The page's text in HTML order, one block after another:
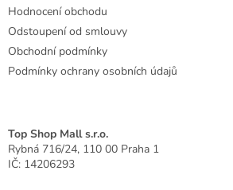
Hodnocení obchodu
Odstoupení od smlouvy
Obchodní podmínky
Podmínky ochrany osobních údajů
Top Shop Mall s.r.o.
Rybná 716/24, 110 00 Praha 1
IČ: 14206293